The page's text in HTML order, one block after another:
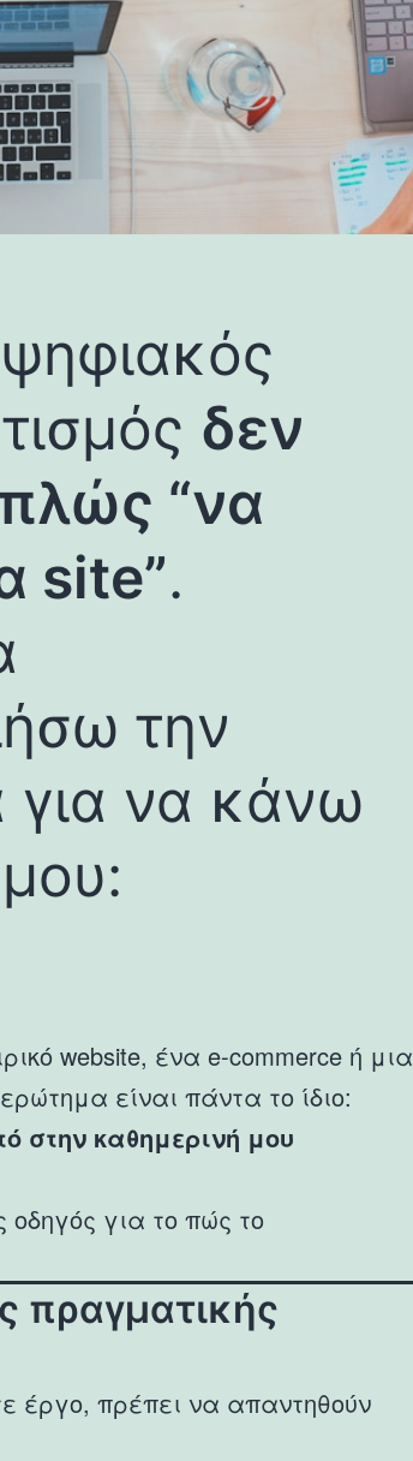
δεν
“να
site”.
την
για να κάνω
website, ένα e-commerce ή μια
είναι πάντα το ίδιο:
στην καθημερινή μου
οδηγός για το πώς το
πραγματικής
έργο, πρέπει να απαντηθούν